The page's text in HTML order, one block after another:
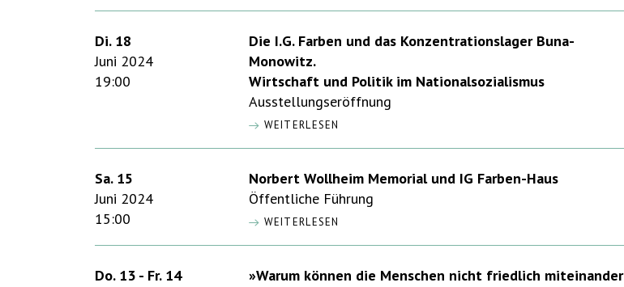
Di. 18
Juni 2024
19:00
Die I.G. Farben und das Konzentrationslager Buna-
Monowitz.
Wirtschaft und Politik im Nationalsozialismus
Ausstellungseröffnung
WEITERLESEN
Sa. 15
Juni 2024
15:00
Norbert Wollheim Memorial und IG Farben-Haus
Öffentliche Führung
WEITERLESEN
Do. 13 - Fr. 14
»Warum können die Menschen nicht friedlich miteinander